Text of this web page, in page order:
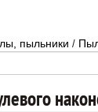
пыльники /